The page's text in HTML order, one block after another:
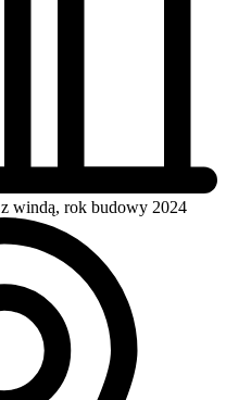
z windą, rok budowy 2024